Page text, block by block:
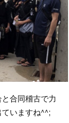
合同稽古で力
いますね^^;